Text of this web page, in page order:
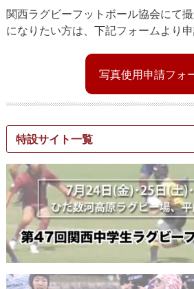
関西ラグビーフットボール協会にて
になりたい方は、下記フォームより申
写真使用申請フォ
特設サイト一覧